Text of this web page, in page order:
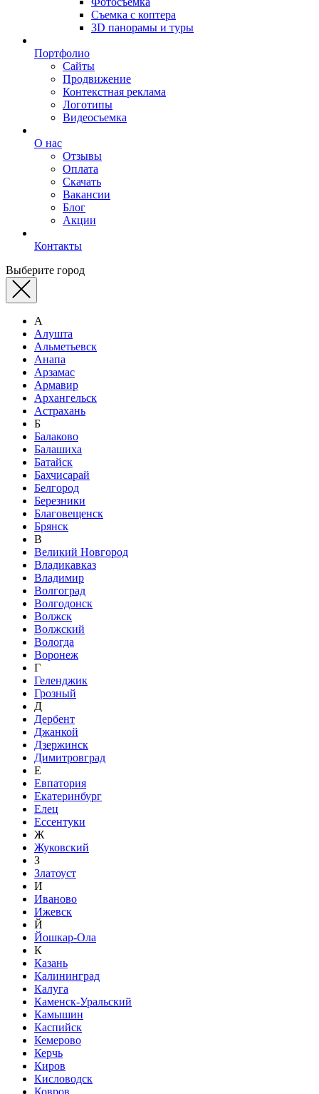
Съемка с коптера
3D панорамы и туры
Портфолио
Сайты
Продвижение
Контекстная реклама
Логотипы
Видеосъемка
О нас
Отзывы
Оплата
Скачать
Вакансии
Блог
Акции
Контакты
Выберите город
А
Алушта
Альметьевск
Анапа
Арзамас
Армавир
Архангельск
Астрахань
Б
Балаково
Балашиха
Батайск
Бахчисарай
Белгород
Березники
Благовещенск
Брянск
В
Великий Новгород
Владикавказ
Владимир
Волгоград
Волгодонск
Волжск
Волжский
Вологда
Воронеж
Г
Геленджик
Грозный
Д
Дербент
Джанкой
Дзержинск
Димитровград
Е
Евпатория
Екатеринбург
Елец
Ессентуки
Ж
Жуковский
З
Златоуст
И
Иваново
Ижевск
Й
Йошкар-Ола
К
Казань
Калининград
Калуга
Каменск-Уральский
Камышин
Каспийск
Кемерово
Керчь
Киров
Кисловодск
Ковров